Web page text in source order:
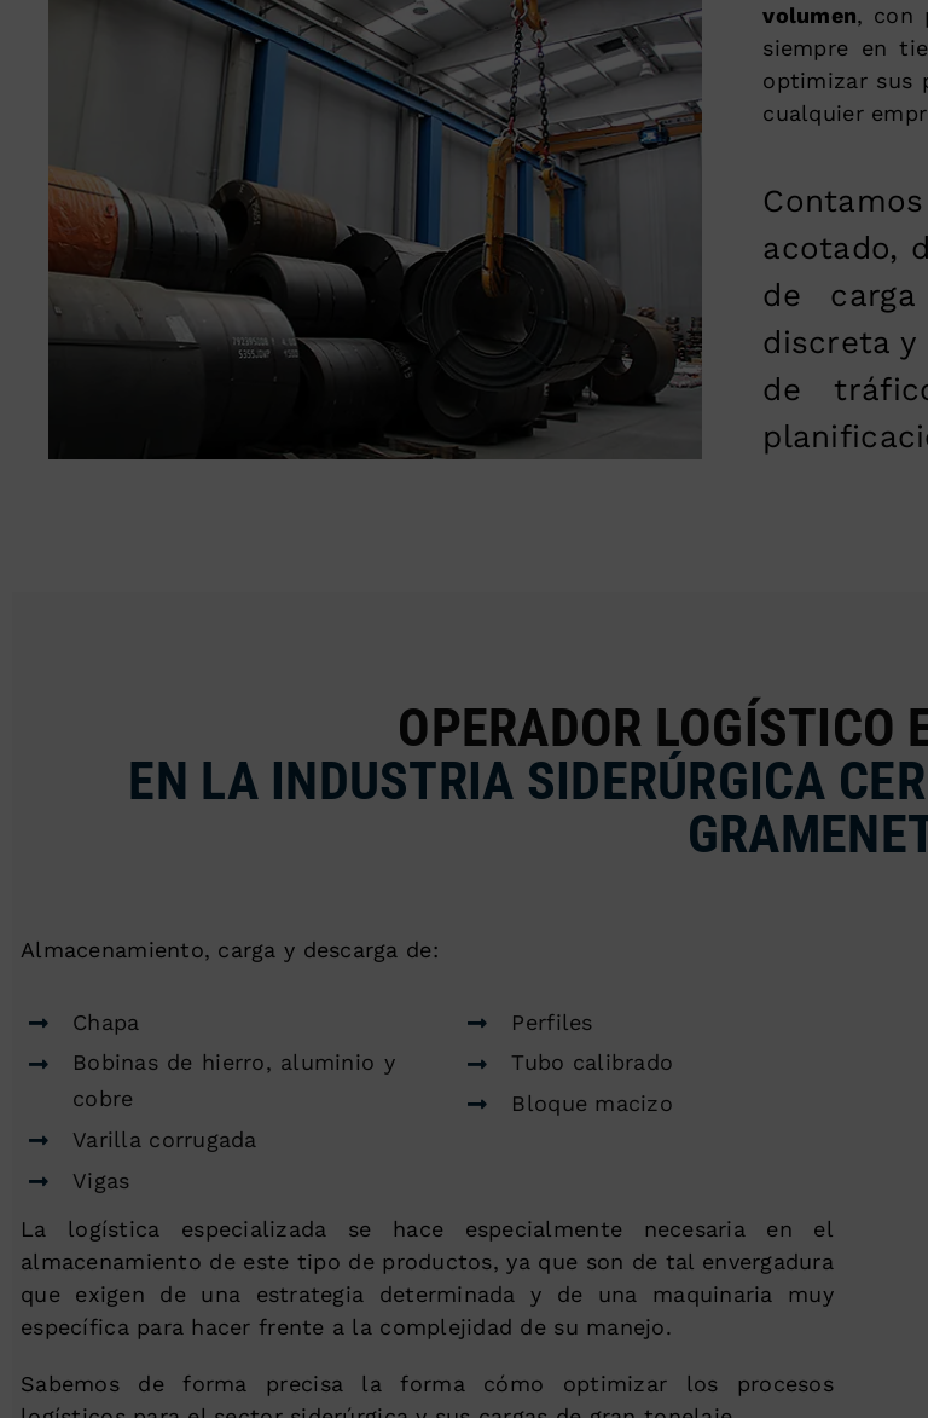
volumen, con
siempre en
optimizar sus
cualquier
acotado,
de
discreta y
de
OPERADOR LOGÍSTICO
EN LA INDUSTRIA SIDERÚRGICA
Almacenamiento, carga y descarga de:
Chapa
Bobinas de hierro, aluminio y
cobre
Varilla corrugada
Vigas
Perfiles
Tubo calibrado
Bloque macizo
La logística especializada se hace especialmente necesaria en el
almacenamiento de este tipo de productos, ya que son de tal envergadura
que exigen de una estrategia determinada y de una maquinaria muy
específica para hacer frente a la complejidad de su manejo.
Sabemos de forma precisa la forma cómo optimizar los procesos